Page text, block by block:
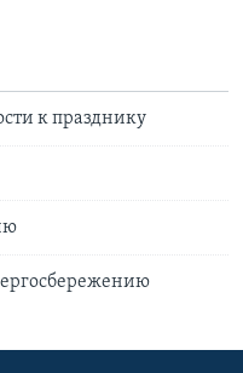
к празднику